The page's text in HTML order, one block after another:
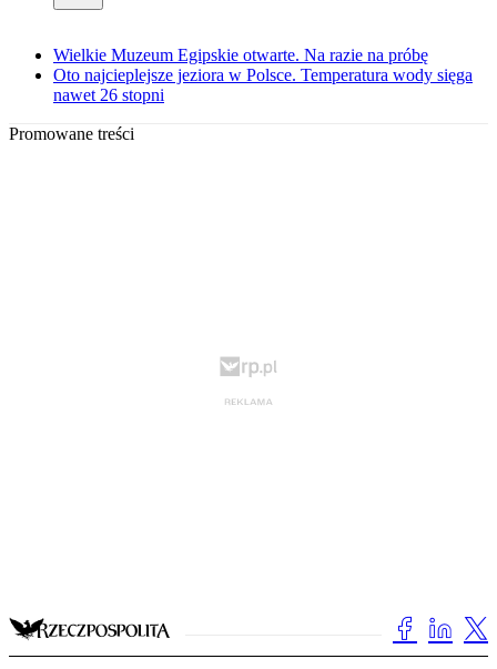
Wielkie Muzeum Egipskie otwarte. Na razie na próbę
Oto najcieplejsze jeziora w Polsce. Temperatura wody sięga
nawet 26 stopni
Promowane treści